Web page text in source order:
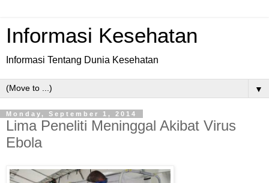
Informasi Kesehatan
Informasi Tentang Dunia Kesehatan
▼
Monday, September 1, 2014
Lima Peneliti Meninggal Akibat Virus
Ebola